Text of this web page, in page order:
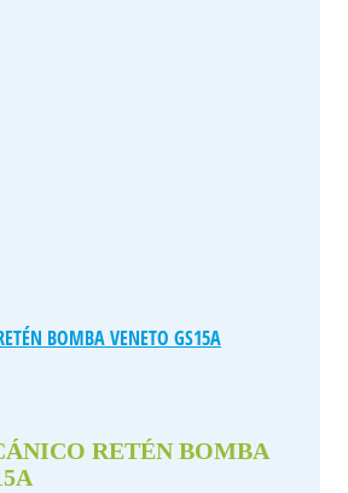
BOMBA VENETO GS15A
RETÉN BOMBA